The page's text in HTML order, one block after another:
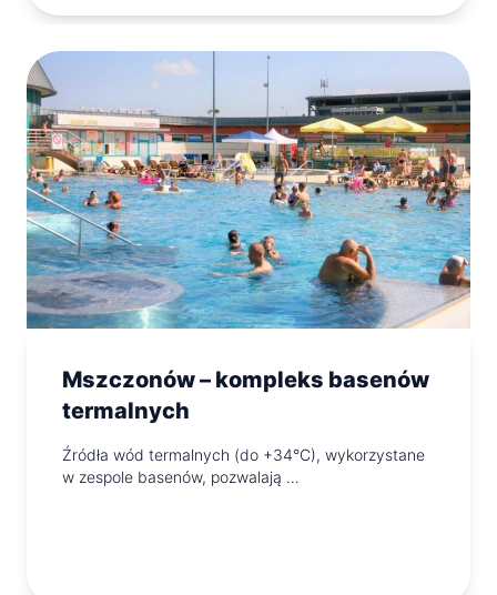
Mszczonów – kompleks basenów
termalnych
Źródła wód termalnych (do +34°C), wykorzystane
w zespole basenów, pozwalają …